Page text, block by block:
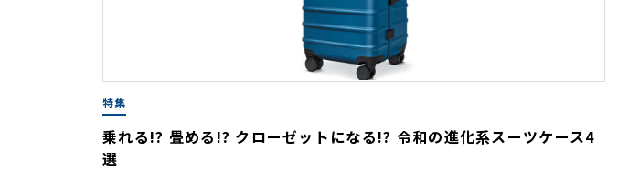
特集
乗れる!? 畳める!? クローゼットになる!? 令和の進化系スーツケース4
選